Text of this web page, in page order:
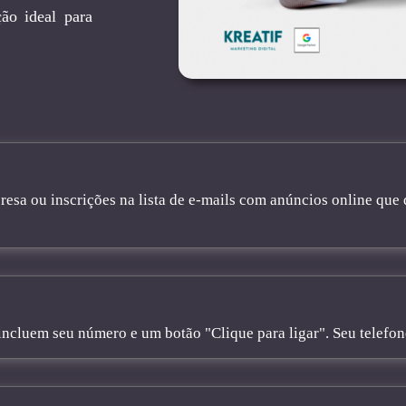
ideal para
ou inscrições na lista de e-mails com anúncios online que
seu número e um botão "Clique para ligar". Seu